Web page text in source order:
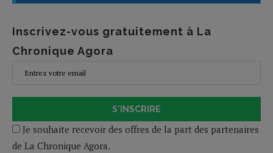
Inscrivez-vous gratuitement à La
Chronique Agora
S'INSCRIRE
Je souhaite recevoir des offres de la part des partenaires
de La Chronique Agora.